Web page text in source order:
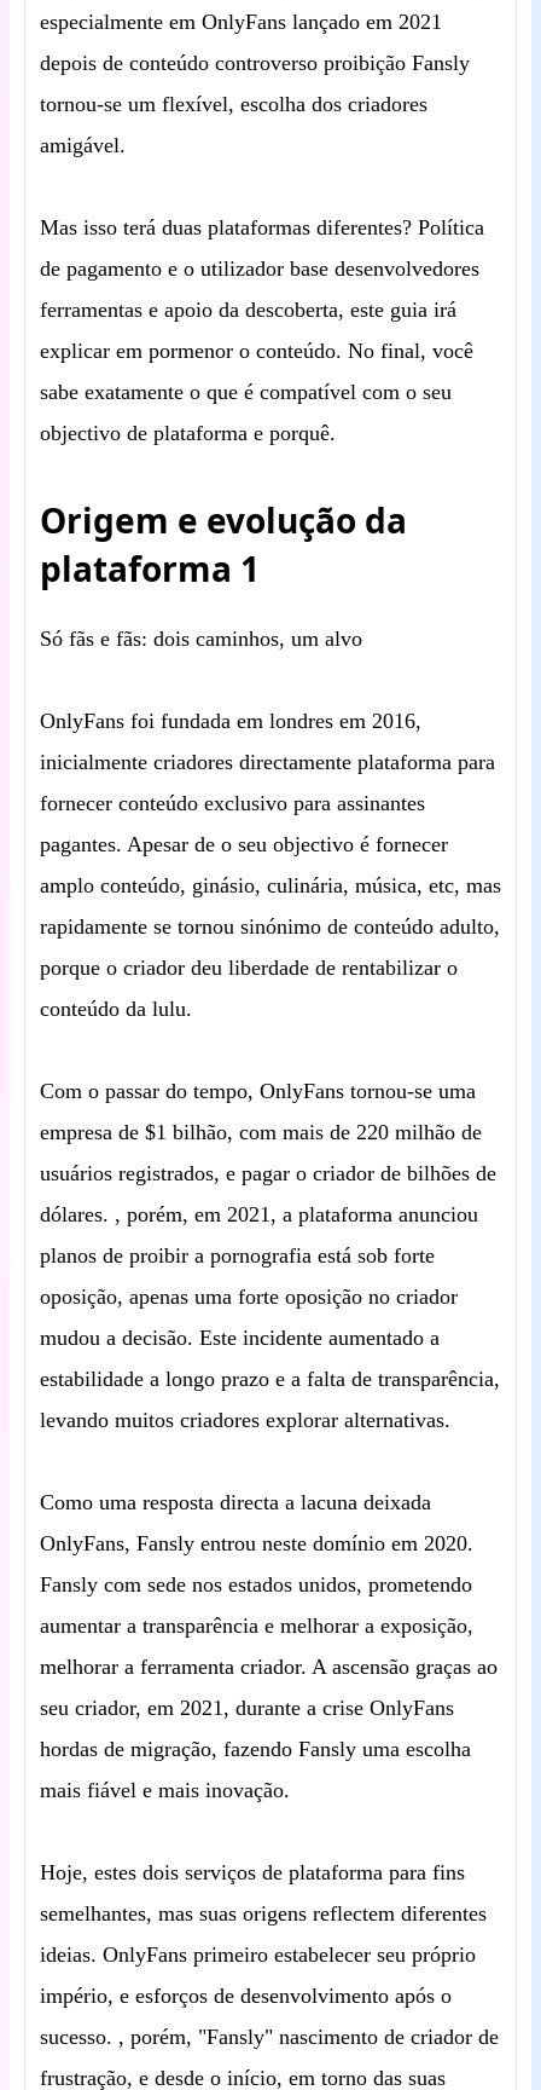
especialmente em OnlyFans lançado em 2021
depois de conteúdo controverso proibição Fansly
tornou-se um flexível, escolha dos criadores
amigável.
Mas isso terá duas plataformas diferentes? Política
de pagamento e o utilizador base desenvolvedores
ferramentas e apoio da descoberta, este guia irá
explicar em pormenor o conteúdo. No final, você
sabe exatamente o que é compatível com o seu
objectivo de plataforma e porquê.
Origem e evolução da
plataforma 1
Só fãs e fãs: dois caminhos, um alvo
OnlyFans foi fundada em londres em 2016,
inicialmente criadores directamente plataforma para
fornecer conteúdo exclusivo para assinantes
pagantes. Apesar de o seu objectivo é fornecer
amplo conteúdo, ginásio, culinária, música, etc, mas
rapidamente se tornou sinónimo de conteúdo adulto,
porque o criador deu liberdade de rentabilizar o
conteúdo da lulu.
Com o passar do tempo, OnlyFans tornou-se uma
empresa de $1 bilhão, com mais de 220 milhão de
usuários registrados, e pagar o criador de bilhões de
dólares. , porém, em 2021, a plataforma anunciou
planos de proibir a pornografia está sob forte
oposição, apenas uma forte oposição no criador
mudou a decisão. Este incidente aumentado a
estabilidade a longo prazo e a falta de transparência,
levando muitos criadores explorar alternativas.
Como uma resposta directa a lacuna deixada
OnlyFans, Fansly entrou neste domínio em 2020.
Fansly com sede nos estados unidos, prometendo
aumentar a transparência e melhorar a exposição,
melhorar a ferramenta criador. A ascensão graças ao
seu criador, em 2021, durante a crise OnlyFans
hordas de migração, fazendo Fansly uma escolha
mais fiável e mais inovação.
Hoje, estes dois serviços de plataforma para fins
semelhantes, mas suas origens reflectem diferentes
ideias. OnlyFans primeiro estabelecer seu próprio
império, e esforços de desenvolvimento após o
sucesso. , porém, "Fansly" nascimento de criador de
frustração, e desde o início, em torno das suas